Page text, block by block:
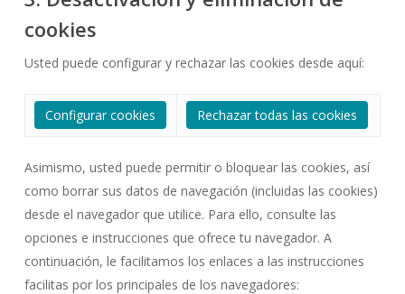
cookies
Usted puede configurar y rechazar las cookies desde aquí:
Configurar cookies Rechazar todas las cookies
Asimismo, usted puede permitir o bloquear las cookies, así
como borrar sus datos de navegación (incluidas las cookies)
desde el navegador que utilice. Para ello, consulte las
opciones e instrucciones que ofrece tu navegador. A
continuación, le facilitamos los enlaces a las instrucciones
facilitas por los principales de los navegadores: